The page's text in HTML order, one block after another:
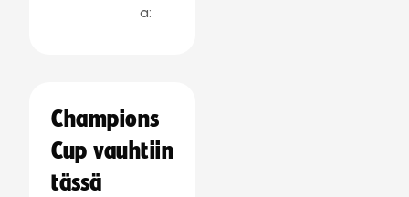
a:
Champions
Cup vauhtiin
tässä